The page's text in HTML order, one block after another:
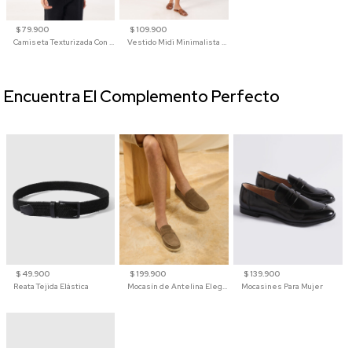
$ 79.900
$ 109.900
$ 49.900
Reata Tejida Elástica
$ 199.900
Mocasín de Antelina Elegante con Suela de Contraste Para Hombre
$ 139.900
Mocasines Para Mujer
Encuentra El Complemento Perfecto